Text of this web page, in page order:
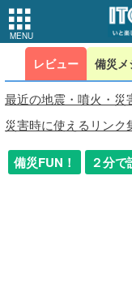
レビュー 備災メ
最近の地震・噴火・災
災害時に使えるリンク
備災FUN！ ２分で